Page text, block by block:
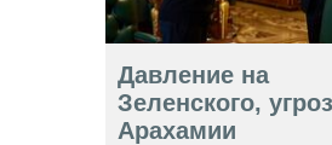
Давление на
Зеленского,
Арахамии